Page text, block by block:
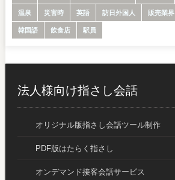
温泉
災害時 英語 訪日外国人 販売業界
韓国語
飲食店 駅員
法人様向け指さし会話
オリジナル版指さし会話ツール制作
PDF版はたらく指さし
オンデマンド接客会話サービス